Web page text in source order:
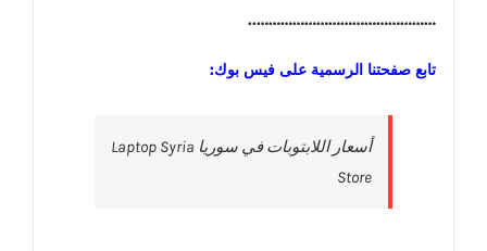
………………………………………..
تابع صفحتنا الرسمية على فيس بوك:
‎أسعار اللابتوبات في سوريا Laptop Syria
Store‎